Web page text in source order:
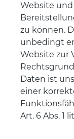
Website
zu können.
unbedingt
Website zur
Daten ist
einer
Art. 6 Abs. 1